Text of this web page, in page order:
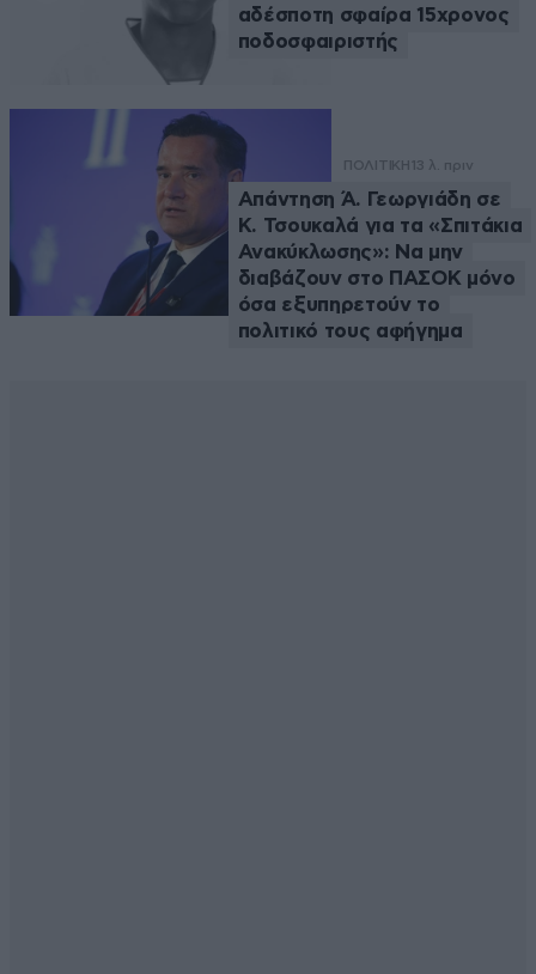
αδέσποτη σφαίρα 15χρονος
ποδοσφαιριστής
ΠΟΛΙΤΙΚΗ 13 λ. πριν
Απάντηση Ά. Γεωργιάδη σε
Κ. Τσουκαλά για τα «Σπιτάκια
Ανακύκλωσης»: Να μην
διαβάζουν στο ΠΑΣΟΚ μόνο
όσα εξυπηρετούν το
πολιτικό τους αφήγημα